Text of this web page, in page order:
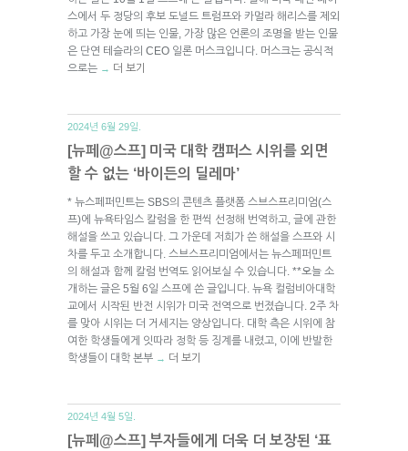
스에서 두 정당의 후보 도널드 트럼프와 카멀라 해리스를 제외
하고 가장 눈에 띄는 인물, 가장 많은 언론의 조명을 받는 인물
은 단연 테슬라의 CEO 일론 머스크입니다. 머스크는 공식적
으로는 → 더 보기
2024년 6월 29일.
[뉴페@스프] 미국 대학 캠퍼스 시위를 외면
할 수 없는 ‘바이든의 딜레마’
* 뉴스페퍼민트는 SBS의 콘텐츠 플랫폼 스브스프리미엄(스
프)에 뉴욕타임스 칼럼을 한 편씩 선정해 번역하고, 글에 관한
해설을 쓰고 있습니다. 그 가운데 저희가 쓴 해설을 스프와 시
차를 두고 소개합니다. 스브스프리미엄에서는 뉴스페퍼민트
의 해설과 함께 칼럼 번역도 읽어보실 수 있습니다. **오늘 소
개하는 글은 5월 6일 스프에 쓴 글입니다. 뉴욕 컬럼비아대학
교에서 시작된 반전 시위가 미국 전역으로 번졌습니다. 2주 차
를 맞아 시위는 더 거세지는 양상입니다. 대학 측은 시위에 참
여한 학생들에게 잇따라 정학 등 징계를 내렸고, 이에 반발한
학생들이 대학 본부 → 더 보기
2024년 4월 5일.
[뉴페@스프] 부자들에게 더욱 더 보장된 ‘표